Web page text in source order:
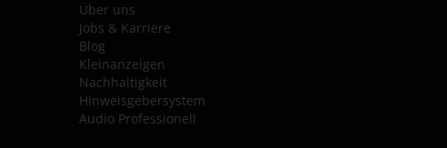
Über uns
Jobs & Karriere
Blog
Kleinanzeigen
Nachhaltigkeit
Hinweisgebersystem
Audio Professionell